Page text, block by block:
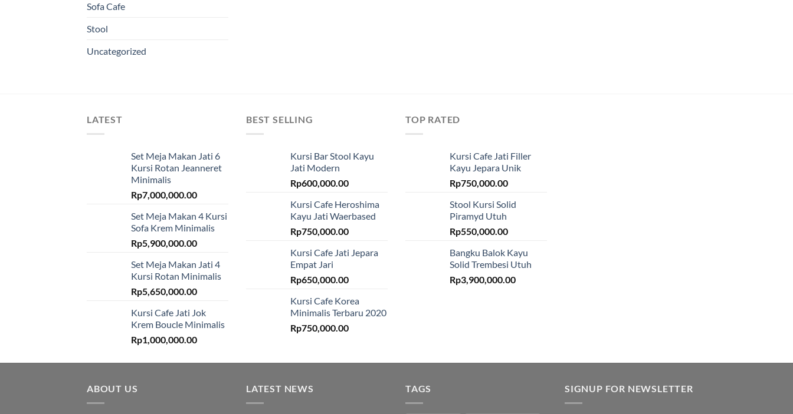
Sofa Cafe
Stool
Uncategorized
LATEST
Set Meja Makan Jati 6
Kursi Rotan Jeanneret
Minimalis
Rp7,000,000.00
Set Meja Makan 4 Kursi
Sofa Krem Minimalis
Rp5,900,000.00
Set Meja Makan Jati 4
Kursi Rotan Minimalis
Rp5,650,000.00
Kursi Cafe Jati Jok
Krem Boucle Minimalis
Rp1,000,000.00
BEST SELLING
Kursi Bar Stool Kayu
Jati Modern
Rp600,000.00
Kursi Cafe Heroshima
Kayu Jati Waerbased
Rp750,000.00
Kursi Cafe Jati Jepara
Empat Jari
Rp650,000.00
Kursi Cafe Korea
Minimalis Terbaru 2020
Rp750,000.00
TOP RATED
Kursi Cafe Jati Filler
Kayu Jepara Unik
Rp750,000.00
Stool Kursi Solid
Piramyd Utuh
Rp550,000.00
Bangku Balok Kayu
Solid Trembesi Utuh
Rp3,900,000.00
ABOUT US LATEST NEWS TAGS SIGNUP FOR NEWSLETTER